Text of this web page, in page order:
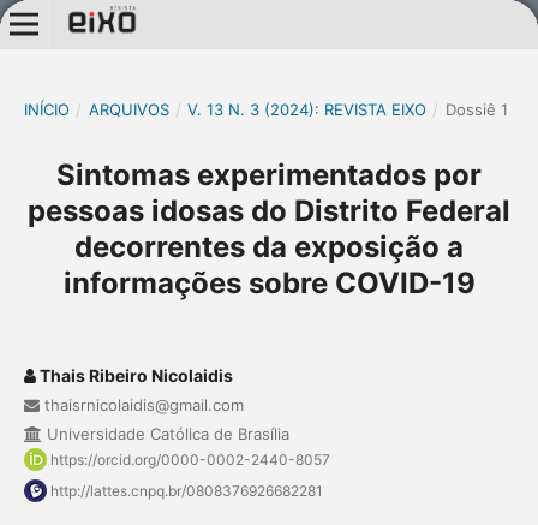
INÍCIO / ARQUIVOS / V. 13 N. 3 (2024): REVISTA EIXO / Dossiê 1
Sintomas experimentados por
pessoas idosas do Distrito Federal
decorrentes da exposição a
informações sobre COVID-19
Thais Ribeiro Nicolaidis
thaisrnicolaidis@gmail.com
Universidade Católica de Brasília
https://orcid.org/0000-0002-2440-8057
http://lattes.cnpq.br/0808376926682281